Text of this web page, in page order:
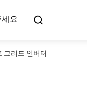
세요
그리드 인버터